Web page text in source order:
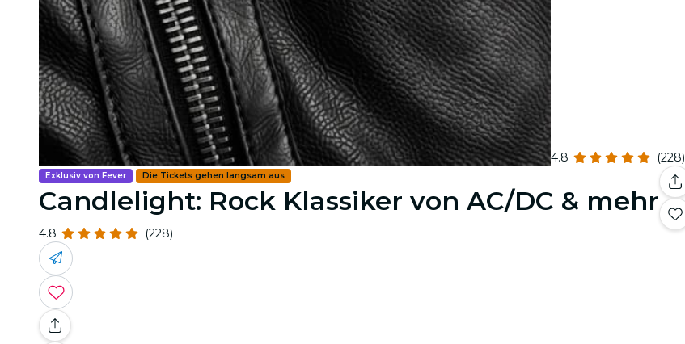
4.8 (228)
Exklusiv von Fever Die Tickets gehen langsam aus
Candlelight: Rock Klassiker von AC/DC & mehr
4.8 (228)